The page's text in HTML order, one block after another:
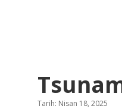
Tarih: Nisan 18, 2025